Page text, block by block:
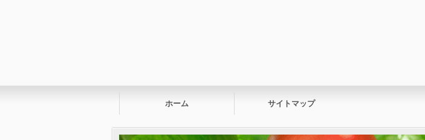
ホーム サイトマップ